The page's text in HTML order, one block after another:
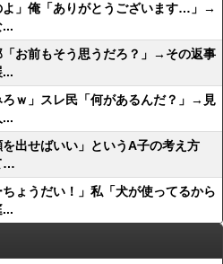
よ」俺「ありがとうございます…」→
お前もそう思うだろ？」→その返事
ｗ」スレ民「何があるんだ？」→見
を出せばいい」というA子の考え方
…
ょうだい！」私「犬が使ってるから